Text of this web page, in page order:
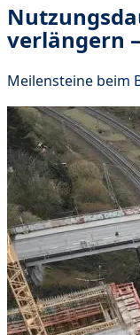
verlängern
Meilensteine beim